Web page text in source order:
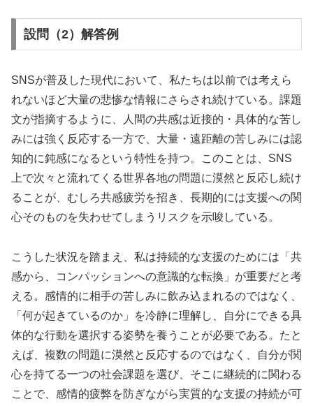
設問（2）解答例
SNSが普及した現代において、私たちは以前では考えら
れないほど大量の悲惨な情報にさらされ続けている。課題
文が指摘するように、人間の共感は近接的・具体的な苦し
みには強く反応する一方で、大量・遠距離の苦しみには認
知的に鈍感になるという特性を持つ。このことは、SNS
上で次々と流れてくる世界各地の問題に漠然と反応し続け
ることが、むしろ共感疲労を招き、長期的には支援への関
心そのものを失わせてしまうリスクを示唆している。
こうした状況を踏まえ、私は持続的な支援のためには「共
感から、コンパッションへの意識的な転換」が重要だと考
える。感情的に相手の苦しみに飲み込まれるのではなく、
「何が起きているのか」を冷静に理解し、自分にできる具
体的な行動を選択する姿勢を養うことが必要である。たと
えば、複数の問題に漠然と反応するのではなく、自分が関
心を持てる一つの社会課題を選び、そこに継続的に関わる
ことで、感情的疲弊を防ぎながら実質的な支援の持続が可